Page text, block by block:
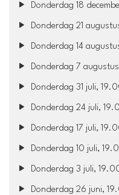
Donderdag 18
Donderdag 21
Donderdag 14
Donderdag 7
Donderdag 31 juli,
Donderdag 24 juli,
Donderdag 17 juli,
Donderdag 10 juli,
Donderdag 3 juli,
Donderdag 26 juni,